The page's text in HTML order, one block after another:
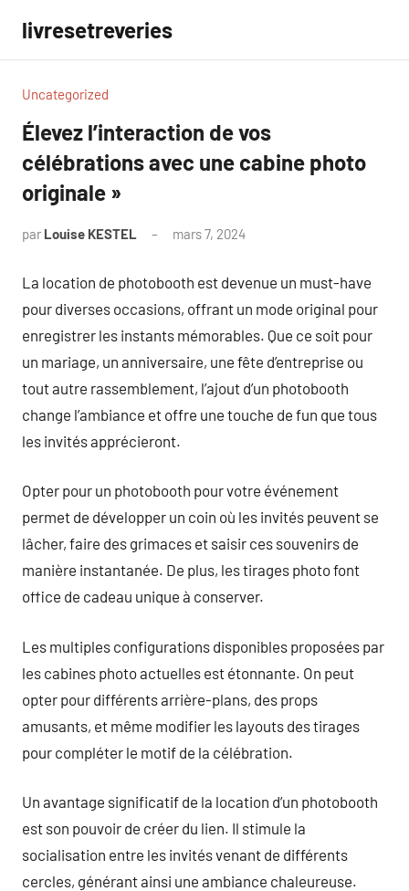
contenu
livresetreveries
Uncategorized
Élevez l’interaction de vos
célébrations avec une cabine photo
originale »
par Louise KESTEL mars 7, 2024
La location de photobooth est devenue un must-have
pour diverses occasions, offrant un mode original pour
enregistrer les instants mémorables. Que ce soit pour
un mariage, un anniversaire, une fête d’entreprise ou
tout autre rassemblement, l’ajout d’un photobooth
change l’ambiance et offre une touche de fun que tous
les invités apprécieront.
Opter pour un photobooth pour votre événement
permet de développer un coin où les invités peuvent se
lâcher, faire des grimaces et saisir ces souvenirs de
manière instantanée. De plus, les tirages photo font
office de cadeau unique à conserver.
Les multiples configurations disponibles proposées par
les cabines photo actuelles est étonnante. On peut
opter pour différents arrière-plans, des props
amusants, et même modifier les layouts des tirages
pour compléter le motif de la célébration.
Un avantage significatif de la location d’un photobooth
est son pouvoir de créer du lien. Il stimule la
socialisation entre les invités venant de différents
cercles, générant ainsi une ambiance chaleureuse.